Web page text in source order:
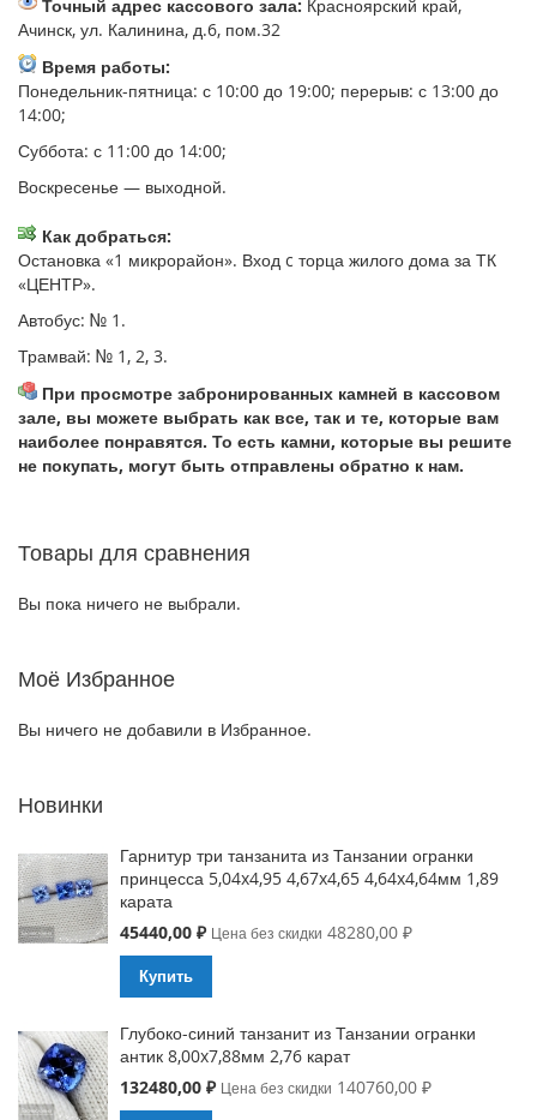
Точный адрес кассового зала: Красноярский край,
Ачинск, ул. Калинина, д.6, пом.32
Время работы:
Понедельник-пятница: с 10:00 до 19:00; перерыв: с 13:00 до
14:00;
Суббота: с 11:00 до 14:00;
Воскресенье — выходной.
Как добраться:
Остановка «1 микрорайон». Вход c торца жилого дома за ТК
«ЦЕНТР».
Автобус: № 1.
Трамвай: № 1, 2, 3.
При просмотре забронированных камней в кассовом
зале, вы можете выбрать как все, так и те, которые вам
наиболее понравятся. То есть камни, которые вы решите
не покупать, могут быть отправлены обратно к нам.
Товары для сравнения
Вы пока ничего не выбрали.
Моё Избранное
Вы ничего не добавили в Избранное.
Новинки
Гарнитур три танзанита из Танзании огранки
принцесса 5,04x4,95 4,67x4,65 4,64x4,64мм 1,89
карата
Special
45440,00 ₽ Цена без скидки 48280,00 ₽
Купить
Глубоко-синий танзанит из Танзании огранки
антик 8,00x7,88мм 2,76 карат
Special
132480,00 ₽ Цена без скидки 140760,00 ₽